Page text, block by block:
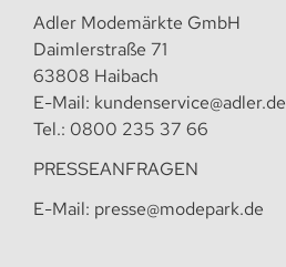
Adler Modemärkte GmbH
Daimlerstraße 71
63808 Haibach
E-Mail: kundenservice@adler.de
Tel.: 0800 235 37 66
PRESSEANFRAGEN
E-Mail: presse@modepark.de